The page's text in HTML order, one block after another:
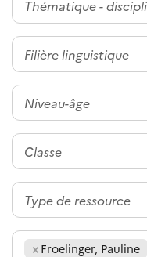
× Froelinger, Pauline